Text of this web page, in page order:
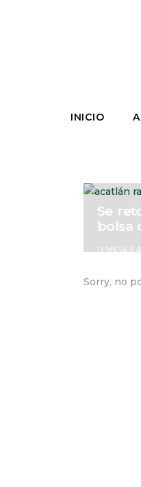
INICIO
Se
bolsa
11 MESES
Sorry, no